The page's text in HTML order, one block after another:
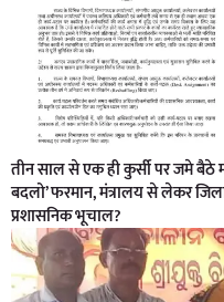
तीन साल से एक ही कुर्सी पर जमे बैठे
बदलो’ फरमान, मंत्रालय से लेकर
प्रशासनिक भूचाल?